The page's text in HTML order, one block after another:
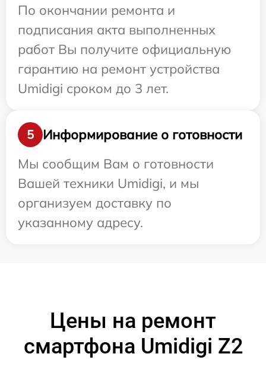
По окончании ремонта и
подписания акта выполненных
работ Вы получите официальную
гарантию на ремонт устройства
Umidigi сроком до 3 лет.
5
Информирование о готовности
Мы сообщим Вам о готовности
Вашей техники Umidigi, и мы
организуем доставку по
указанному адресу.
Цены на ремонт
смартфона Umidigi Z2